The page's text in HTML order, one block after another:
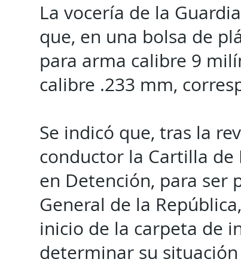
La vocería de la
que, en una bolsa de
para arma calibre 9
calibre .233 mm,
Se indicó que, tras la
conductor la Cartilla de
en Detención, para ser
General de la
inicio de la carpeta de
determinar su